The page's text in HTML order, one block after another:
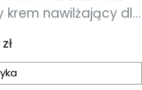
krem nawilżający dla
15ml